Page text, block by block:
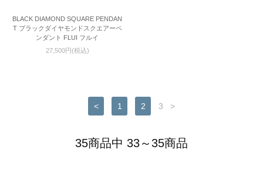
BLACK DIAMOND SQUARE PENDAN
T ブラックダイヤモンドスクエアーペ
ンダント FLUI フルイ
27,500円(税込)
< 1 2 3 >
35商品中 33～35商品